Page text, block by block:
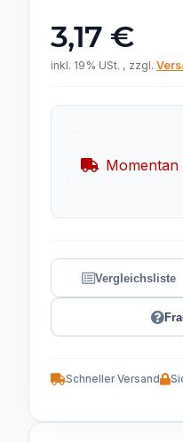
3,17 €
inkl. 19% USt. , zzgl.
Schneller Versand